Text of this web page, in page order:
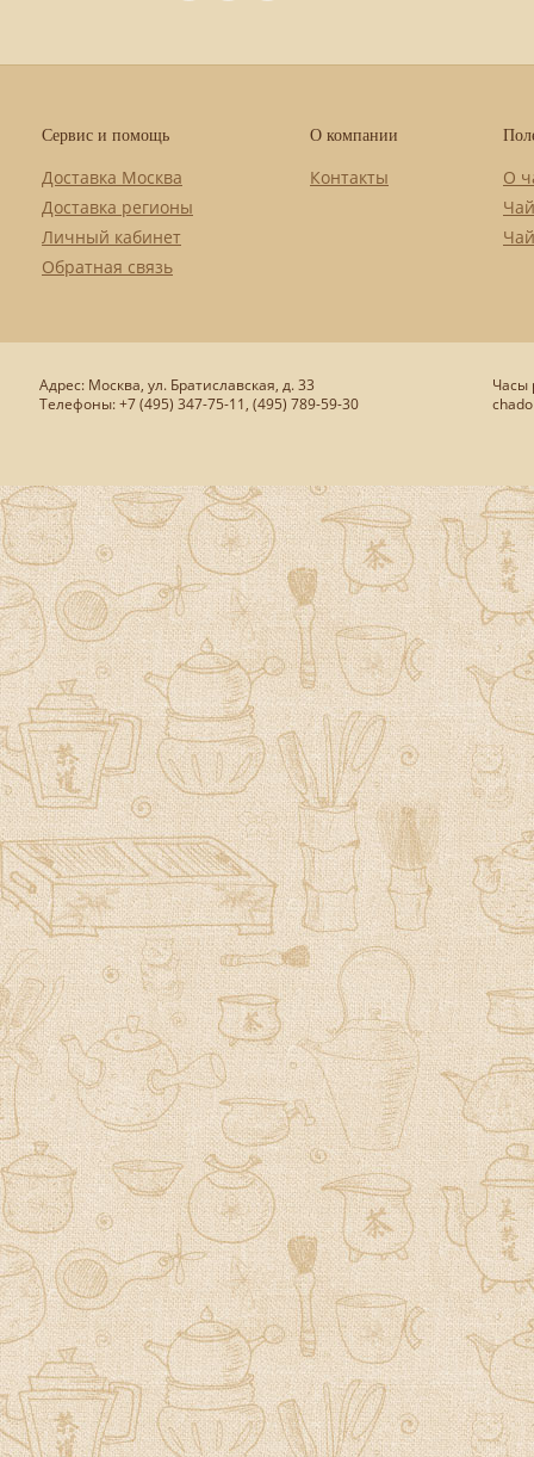
Сервис и помощь
Доставка Москва
Доставка регионы
Личный кабинет
Обратная связь
О компании
Контакты
О
Адрес: Москва, ул. Братиславская, д. 33
Телефоны: +7 (495) 347-75-11, (495) 789-59-30
Часы